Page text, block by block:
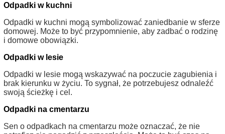
Odpadki w kuchni
Odpadki w kuchni mogą symbolizować zaniedbanie w sferze
domowej. Może to być przypomnienie, aby zadbać o rodzinę
i domowe obowiązki.
Odpadki w lesie
Odpadki w lesie mogą wskazywać na poczucie zagubienia i
brak kierunku w życiu. To sygnał, że potrzebujesz odnaleźć
swoją ścieżkę i cel.
Odpadki na cmentarzu
Sen o odpadkach na cmentarzu może oznaczać, że nie